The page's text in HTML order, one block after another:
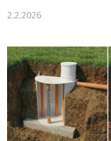
2.2.2026